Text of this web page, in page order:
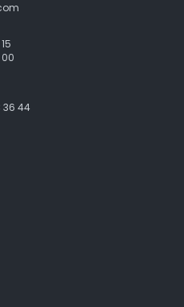
36 44